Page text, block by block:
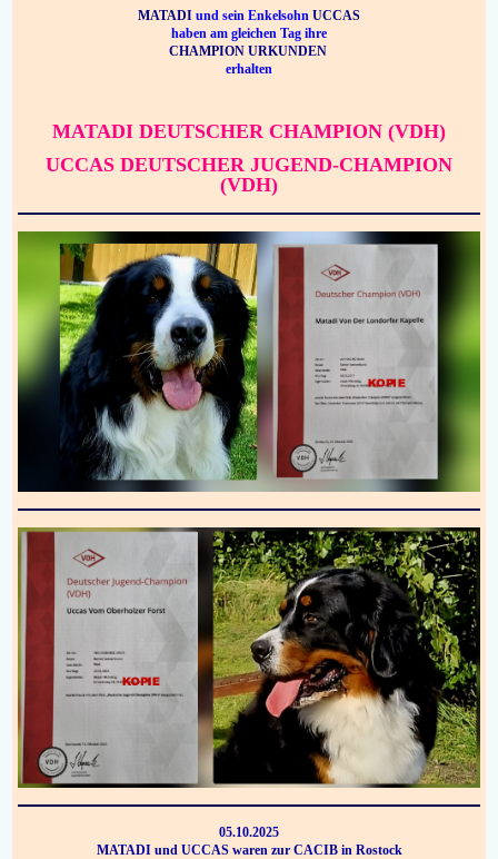
MATADI und sein Enkelsohn UCCAS
haben am gleichen Tag ihre
CHAMPION URKUNDEN
erhalten
MATADI DEUTSCHER CHAMPION (VDH)
UCCAS DEUTSCHER JUGEND-CHAMPION
(VDH)
05.10.2025
MATADI und UCCAS waren zur CACIB in Rostock